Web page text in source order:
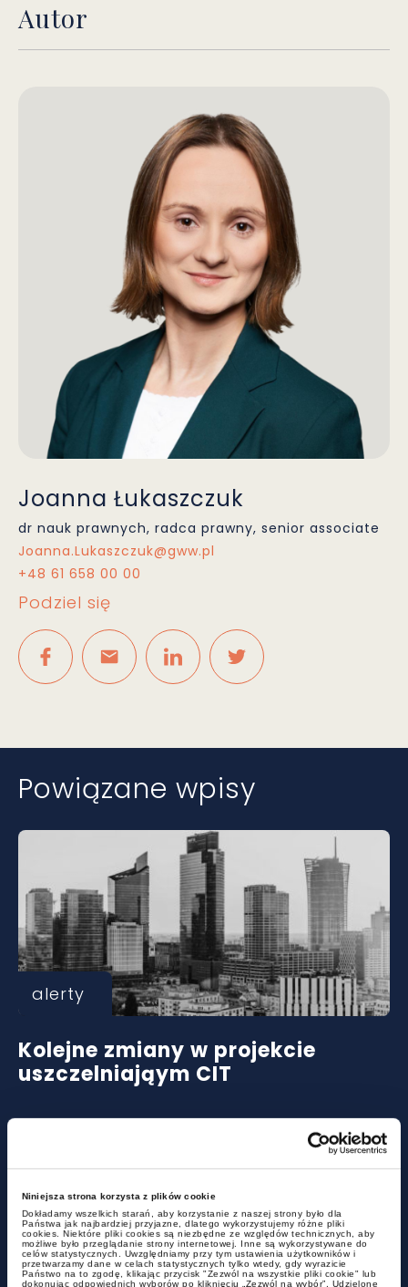
Niniejsza strona korzysta z plików cookie
Dokładamy wszelkich starań, aby korzystanie z naszej strony było dla
Państwa jak najbardziej przyjazne, dlatego wykorzystujemy różne pliki
cookies. Niektóre pliki cookies są niezbędne ze względów technicznych, aby
możliwe było przeglądanie strony internetowej. Inne są wykorzystywane do
celów statystycznych. Uwzględniamy przy tym ustawienia użytkowników i
przetwarzamy dane w celach statystycznych tylko wtedy, gdy wyrazicie
Państwo na to zgodę, klikając przycisk "Zezwól na wszystkie pliki cookie" lub
dokonując odpowiednich wyborów po kliknięciu „Zezwól na wybór”. Udzielone
Autor
Joanna Łukaszczuk
dr nauk prawnych, radca prawny, senior associate
Joanna.Lukaszczuk@gww.pl
+48 61 658 00 00
Podziel się
Powiązane wpisy
alerty
Kolejne zmiany w projekcie
uszczelniająym CIT